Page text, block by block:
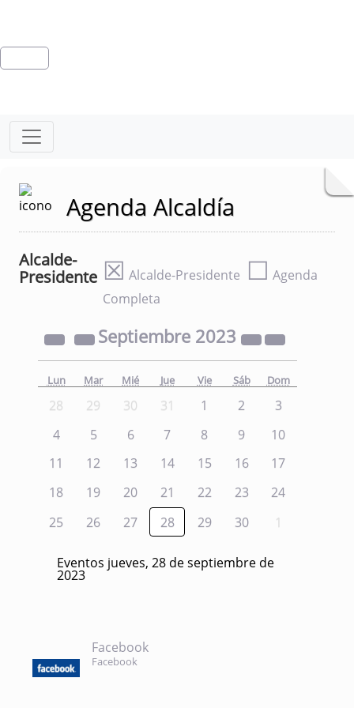
Agenda Alcaldía
Alcalde-
Presidente ☒ Alcalde-Presidente ☐ Agenda
Completa
Septiembre 2023
Lun Mar Mié Jue Vie Sáb Dom
28 29 30 31 1 2
3
4
5 6 7 8 9
10
11
12 13 14 15 16
17
18
19 20 21 22 23
24
25
26 27 28 29 30 1
Eventos jueves, 28 de septiembre de
2023
Facebook
Facebook